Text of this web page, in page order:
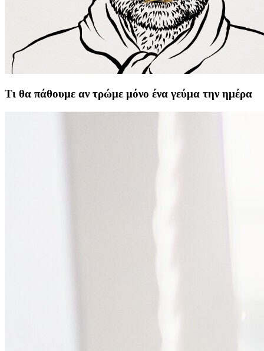
Τι θα πάθουμε αν τρώμε μόνο ένα γεύμα την ημέρα